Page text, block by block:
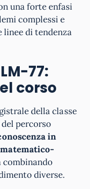
una forte enfasi
complessi e
linee di tendenza
77:
corso
della classe
percorso
in
combinando
diverse.